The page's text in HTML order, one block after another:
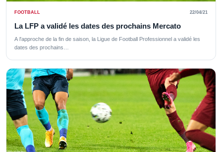
FOOTBALL 22/04/21
La LFP a validé les dates des prochains Mercato
A l'approche de la fin de saison, la Ligue de Football Professionnel a validé les
dates des prochains…